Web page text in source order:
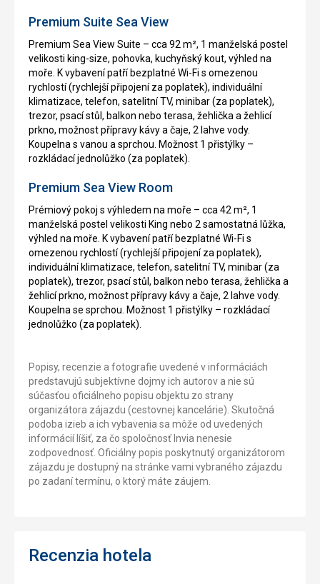
Premium Suite Sea View
Premium Sea View Suite – cca 92 m², 1 manželská postel
velikosti king-size, pohovka, kuchyňský kout, výhled na
moře. K vybavení patří bezplatné Wi-Fi s omezenou
rychlostí (rychlejší připojení za poplatek), individuální
klimatizace, telefon, satelitní TV, minibar (za poplatek),
trezor, psací stůl, balkon nebo terasa, žehlička a žehlicí
prkno, možnost přípravy kávy a čaje, 2 lahve vody.
Koupelna s vanou a sprchou. Možnost 1 přistýlky –
rozkládací jednolůžko (za poplatek).
Premium Sea View Room
Prémiový pokoj s výhledem na moře – cca 42 m², 1
manželská postel velikosti King nebo 2 samostatná lůžka,
výhled na moře. K vybavení patří bezplatné Wi-Fi s
omezenou rychlostí (rychlejší připojení za poplatek),
individuální klimatizace, telefon, satelitní TV, minibar (za
poplatek), trezor, psací stůl, balkon nebo terasa, žehlička a
žehlicí prkno, možnost přípravy kávy a čaje, 2 lahve vody.
Koupelna se sprchou. Možnost 1 přistýlky – rozkládací
jednolůžko (za poplatek).
Popisy, recenzie a fotografie uvedené v informáciách
predstavujú subjektívne dojmy ich autorov a nie sú
súčasťou oficiálneho popisu objektu zo strany
organizátora zájazdu (cestovnej kancelárie). Skutočná
podoba izieb a ich vybavenia sa môže od uvedených
informácií líšiť, za čo spoločnosť Invia nenesie
zodpovednosť. Oficiálny popis poskytnutý organizátorom
zájazdu je dostupný na stránke vami vybraného zájazdu
po zadaní termínu, o ktorý máte záujem.
Recenzia hotela